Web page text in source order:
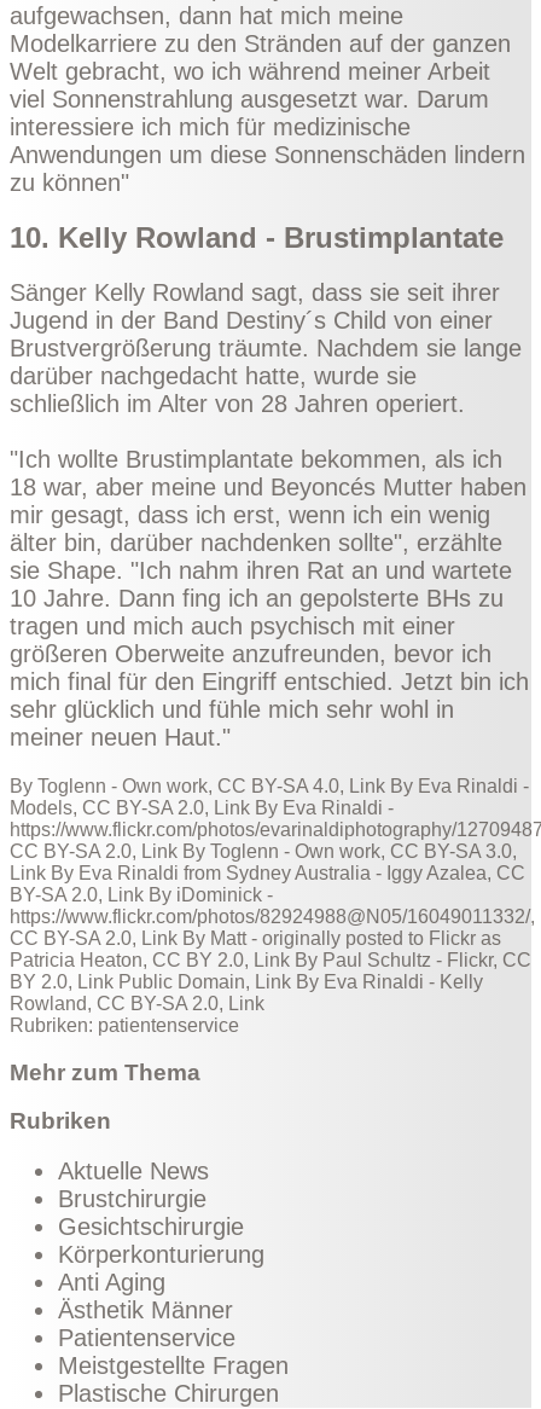
aufgewachsen, dann hat mich meine
Modelkarriere zu den Stränden auf der ganzen
Welt gebracht, wo ich während meiner Arbeit
viel Sonnenstrahlung ausgesetzt war. Darum
interessiere ich mich für medizinische
Anwendungen um diese Sonnenschäden lindern
zu können"
10. Kelly Rowland - Brustimplantate
Sänger Kelly Rowland sagt, dass sie seit ihrer
Jugend in der Band Destiny´s Child von einer
Brustvergrößerung träumte. Nachdem sie lange
darüber nachgedacht hatte, wurde sie
schließlich im Alter von 28 Jahren operiert.
"Ich wollte Brustimplantate bekommen, als ich
18 war, aber meine und Beyoncés Mutter haben
mir gesagt, dass ich erst, wenn ich ein wenig
älter bin, darüber nachdenken sollte", erzählte
sie Shape. "Ich nahm ihren Rat an und wartete
10 Jahre. Dann fing ich an gepolsterte BHs zu
tragen und mich auch psychisch mit einer
größeren Oberweite anzufreunden, bevor ich
mich final für den Eingriff entschied. Jetzt bin ich
sehr glücklich und fühle mich sehr wohl in
meiner neuen Haut."
By Toglenn - Own work, CC BY-SA 4.0, Link By Eva Rinaldi -
Models, CC BY-SA 2.0, Link By Eva Rinaldi -
https://www.flickr.com/photos/evarinaldiphotography/
CC BY-SA 2.0, Link By Toglenn - Own work, CC BY-SA 3.0,
Link By Eva Rinaldi from Sydney Australia - Iggy Azalea, CC
BY-SA 2.0, Link By iDominick -
https://www.flickr.com/photos/82924988@N05/16049011332/,
CC BY-SA 2.0, Link By Matt- originally posted to Flickr as
Patricia Heaton, CC BY 2.0, Link By Paul Schultz - Flickr, CC
BY 2.0, Link Public Domain, Link By Eva Rinaldi - Kelly
Rowland, CC BY-SA 2.0, Link
Rubriken: patientenservice
Mehr zum Thema
Rubriken
Aktuelle News
Brustchirurgie
Gesichtschirurgie
Körperkonturierung
Anti Aging
Ästhetik Männer
Patientenservice
Meistgestellte Fragen
Plastische Chirurgen